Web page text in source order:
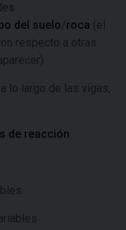
del suelo/roca (el
respecto a otras
lo largo de las vigas,
de reacción